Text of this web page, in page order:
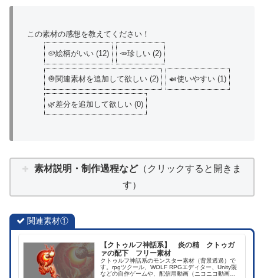
この素材の感想を教えてください！
🥔絵柄がいい (12) 🥕珍しい (2)
🧅関連素材を追加して欲しい (2) 🍛使いやすい (1)
🌿差分を追加して欲しい (0)
素材説明・制作過程など（クリックすると開きま
す）
関連素材①
【クトゥルフ神話系】 炎の精 クトゥガ
ァの配下 フリー素材
クトゥルフ神話系のモンスター素材（背景透過）で
す。rpgツクール、WOLF RPGエディター、Unity製
などの自作ゲームや、配信用動画（ニコニコ動画、